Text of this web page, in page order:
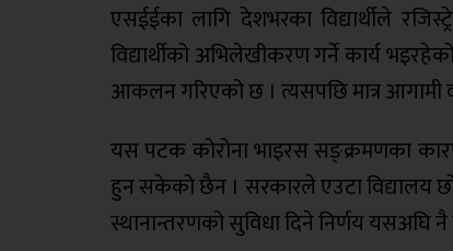
एसईईका लागि देशभरका विद्यार्थीले
विद्यार्थीको अभिलेखीकरण गर्ने कार्य
आकलन गरिएको छ । त्यसपछि मात्र आगामी
यस पटक कोरोना भाइरस सङ्क्रमणका
हुन सकेको छैन । सरकारले एउटा विद्यालय
स्थानान्तरणको सुविधा दिने निर्णय